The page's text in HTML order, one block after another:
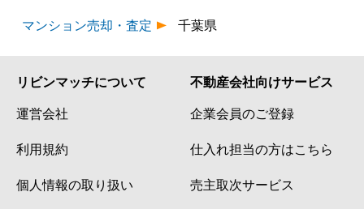
マンション売却・査定
千葉県
リビンマッチについて
運営会社
利用規約
個人情報の取り扱い
不動産会社向けサービス
企業会員のご登録
仕入れ担当の方はこちら
売主取次サービス